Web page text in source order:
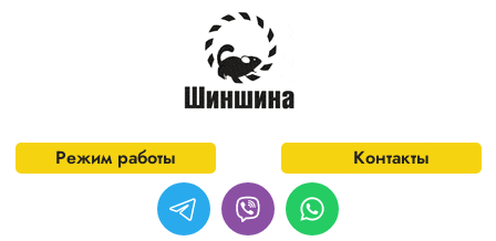
Перейти к основному содержанию
Режим работы Контакты